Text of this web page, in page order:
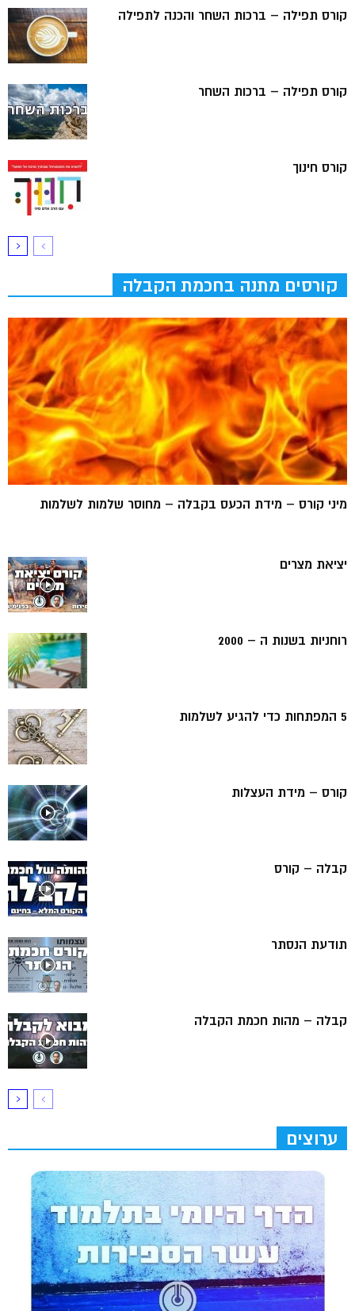
קורס תפילה – ברכות השחר והכנה לתפילה
קורס תפילה – ברכות השחר
קורס חינוך
קורסים מתנה בחכמת הקבלה
מיני קורס – מידת הכעס בקבלה – מחוסר שלמות לשלמות
יציאת מצרים
רוחניות בשנות ה – 2000
5 המפתחות כדי להגיע לשלמות
קורס – מידת העצלות
קבלה – קורס
תודעת הנסתר
קבלה – מהות חכמת הקבלה
ערוצים